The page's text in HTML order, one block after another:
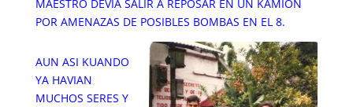
MAESTRO DEVIA SALIR A REPOSAR EN UN KAMION
POR AMENAZAS DE POSIBLES BOMBAS EN EL 8.
AUN ASI KUANDO
YA HAVIAN
MUCHOS SERES Y